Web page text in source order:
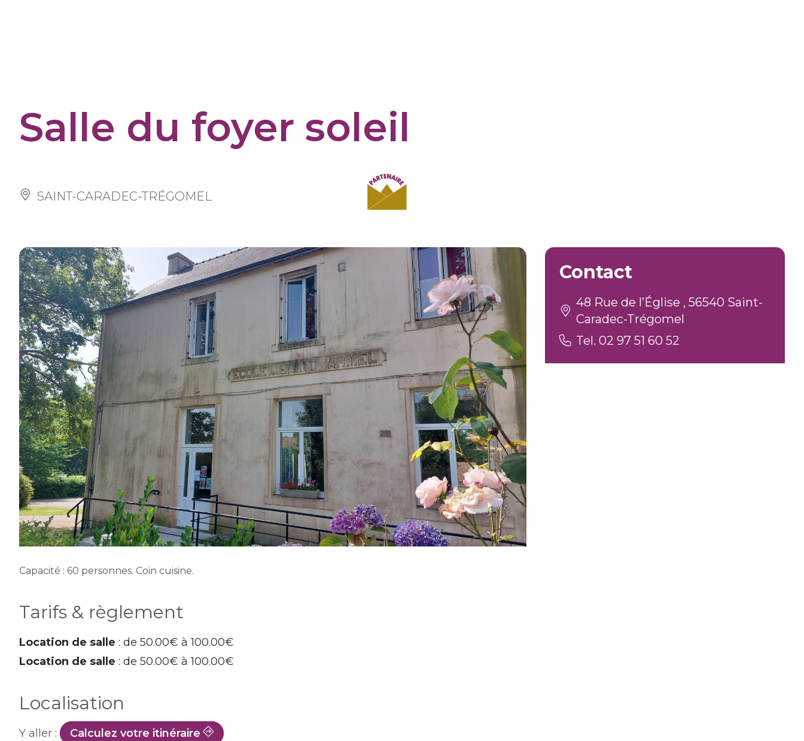
Salle du foyer soleil
SAINT-CARADEC-TRÉGOMEL
Capacité : 60 personnes. Coin cuisine.
Tarifs & règlement
Location de salle : de 50.00€ à 100.00€
Location de salle : de 50.00€ à 100.00€
Localisation
Y aller : Calculez votre itinéraire
Contact
48 Rue de l’Église , 56540 Saint-
Caradec-Trégomel
Tel. 02 97 51 60 52